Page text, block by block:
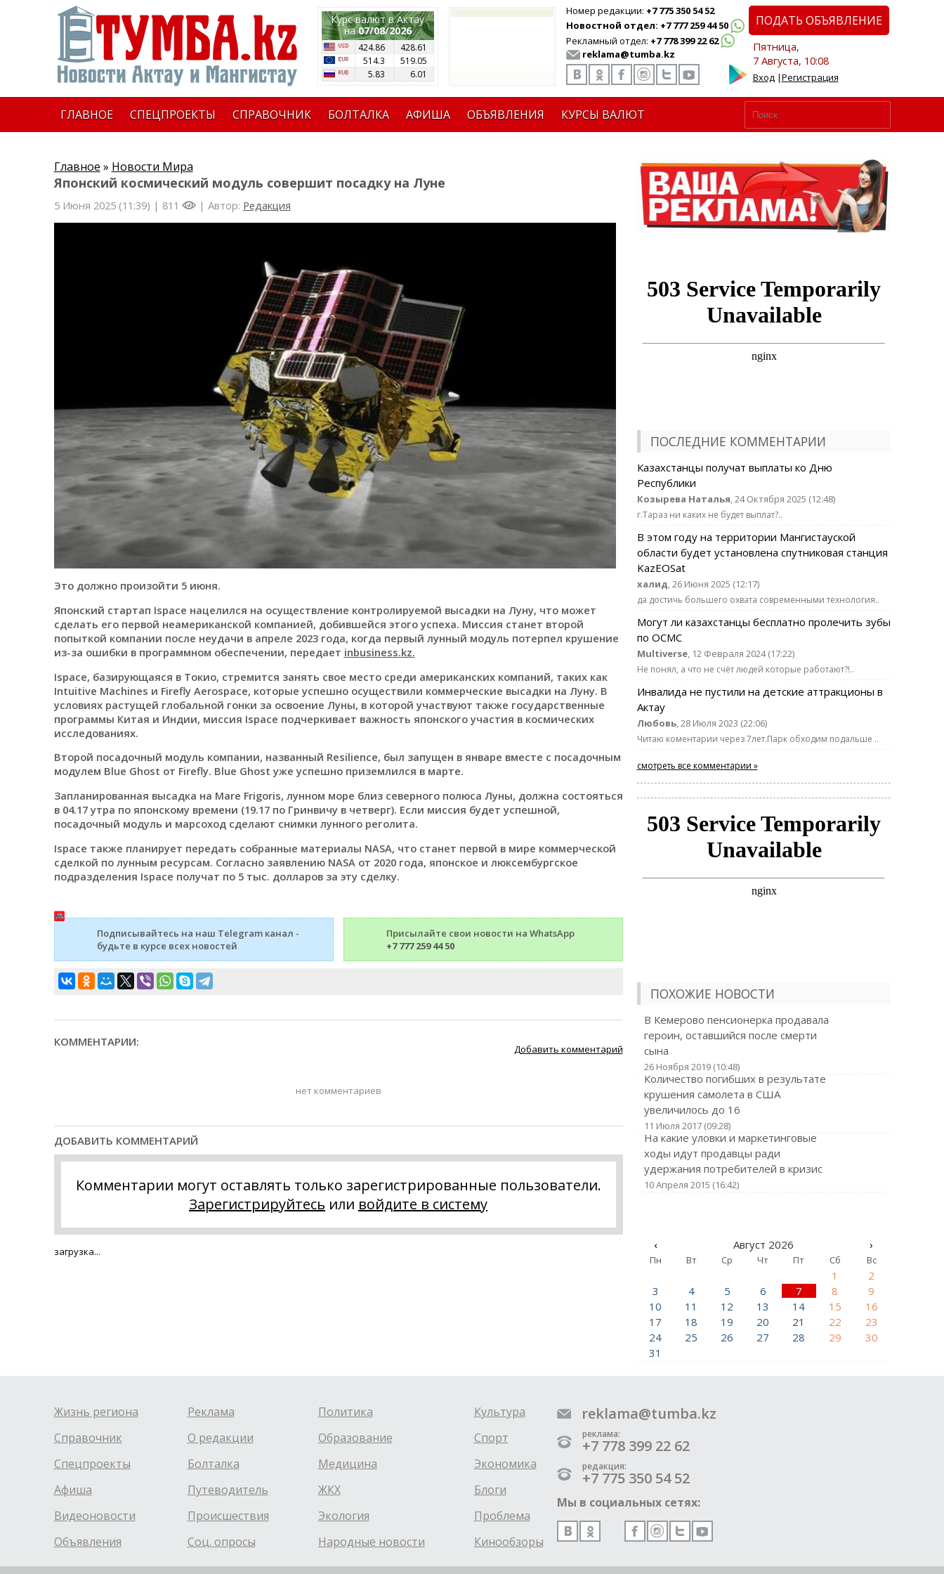
Курс валют в Актау
на07/08/2026
424.86
428.61
514.3
519.05
5.83
6.01
Номер редакции: +7 775 350 54 52
Новостной отдел: +7 777 259 44 50
Рекламный отдел: +7 778 399 22 62
reklama@tumba.kz
ПОДАТЬ ОБЪЯВЛЕНИЕ
Пятница,
7 Августа, 10:08
Вход|Регистрация
ГЛАВНОЕ СПЕЦПРОЕКТЫ СПРАВОЧНИК БОЛТАЛКА АФИША ОБЪЯВЛЕНИЯ КУРСЫ ВАЛЮТ
Главное » Новости Мира
Японский космический модуль совершит посадку на Луне
5 Июня 2025 (11:39) | 811 | Автор: Редакция
Это должно произойти 5 июня.
Японский стартап Ispace нацелился на осуществление контролируемой высадки на Луну, что может
сделать его первой неамериканской компанией, добившейся этого успеха. Миссия станет второй
попыткой компании после неудачи в апреле 2023 года, когда первый лунный модуль потерпел крушение
из-за ошибки в программном обеспечении, передает inbusiness.kz.
Ispace, базирующаяся в Токио, стремится занять свое место среди американских компаний, таких как
Intuitive Machines и Firefly Aerospace, которые успешно осуществили коммерческие высадки на Луну. В
условиях растущей глобальной гонки за освоение Луны, в которой участвуют также государственные
программы Китая и Индии, миссия Ispace подчеркивает важность японского участия в космических
исследованиях.
Второй посадочный модуль компании, названный Resilience, был запущен в январе вместе с посадочным
модулем Blue Ghost от Firefly. Blue Ghost уже успешно приземлился в марте.
Запланированная высадка на Mare Frigoris, лунном море близ северного полюса Луны, должна состояться
в 04.17 утра по японскому времени (19.17 по Гринвичу в четверг). Если миссия будет успешной,
посадочный модуль и марсоход сделают снимки лунного реголита.
Ispace также планирует передать собранные материалы NASA, что станет первой в мире коммерческой
сделкой по лунным ресурсам. Согласно заявлению NASA от 2020 года, японское и люксембургское
подразделения Ispace получат по 5 тыс. долларов за эту сделку.
Подписывайтесь на наш Telegram канал -
будьте в курсе всех новостей
Присылайте свои новости на WhatsApp
+7 777 259 44 50
КОММЕНТАРИИ:
Добавить комментарий
нет комментариев
ДОБАВИТЬ КОММЕНТАРИЙ
Комментарии могут оставлять только зарегистрированные пользователи.
Зарегистрируйтесь или войдите в систему
загрузка...
ПОСЛЕДНИЕ КОММЕНТАРИИ
Казахстанцы получат выплаты ко Дню
Республики
Козырева Наталья, 24 Октября 2025 (12:48)
г.Тараз ни каких не будет выплат?..
В этом году на территории Мангистауской
области будет установлена спутниковая станция
KazEOSat
халид, 26 Июня 2025 (12:17)
да достичь большего охвата современными технология..
Могут ли казахстанцы бесплатно пролечить зубы
по ОСМС
Multiverse, 12 Февраля 2024 (17:22)
Не понял, а что не счёт людей которые работают?!..
Инвалида не пустили на детские аттракционы в
Актау
Любовь, 28 Июля 2023 (22:06)
Читаю коментарии через 7лет.Парк обходим подальше ..
смотреть все комментарии »
ПОХОЖИЕ НОВОСТИ
В Кемерово пенсионерка продавала
героин, оставшийся после смерти
сына
26 Ноября 2019 (10:48)
Количество погибших в результате
крушения самолета в США
увеличилось до 16
11 Июля 2017 (09:28)
На какие уловки и маркетинговые
ходы идут продавцы ради
удержания потребителей в кризис
10 Апреля 2015 (16:42)
‹ Август 2026 ›
Пн Вт Ср Чт Пт Сб Вс
1
2
3
4 5 6 7 8
9
10
11 12 13 14 15
16
17
18 19 20 21 22
23
24
25 26 27 28 29
30
31
Жизнь региона
Справочник
Спецпроекты
Афиша
Видеоновости
Объявления
Реклама
О редакции
Болталка
Путеводитель
Происшествия
Соц. опросы
Политика
Образование
Медицина
ЖКХ
Экология
Народные новости
Культура
Спорт
Экономика
Блоги
Проблема
Кинообзоры
reklama@tumba.kz
реклама:
+7 778 399 22 62
редакция:
+7 775 350 54 52
Мы в социальных сетях: